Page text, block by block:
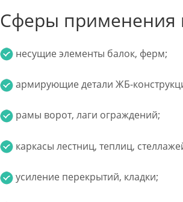
Сферы применения
несущие элементы балок, ферм;
армирующие детали ЖБ-
рамы ворот, лаги ограждений;
каркасы лестниц, теплиц,
усиление перекрытий, кладки;